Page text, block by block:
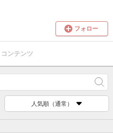
フォロー
コンテンツ
人気順（通常）